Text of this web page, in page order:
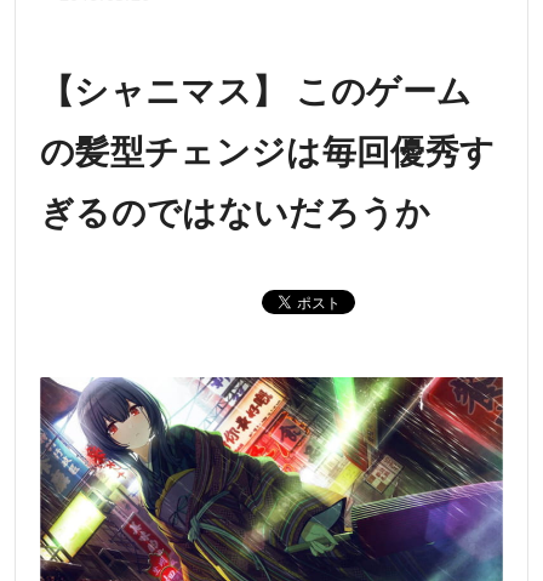
【シャニマス】 このゲーム
の髪型チェンジは毎回優秀す
ぎるのではないだろうか